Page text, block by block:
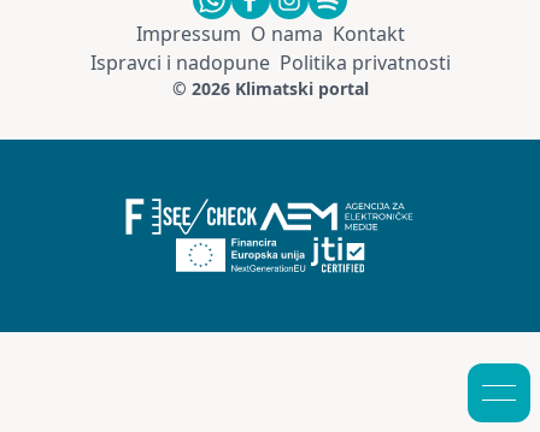
Impressum O nama Kontakt
Ispravci i nadopune Politika privatnosti
© 2026 Klimatski portal